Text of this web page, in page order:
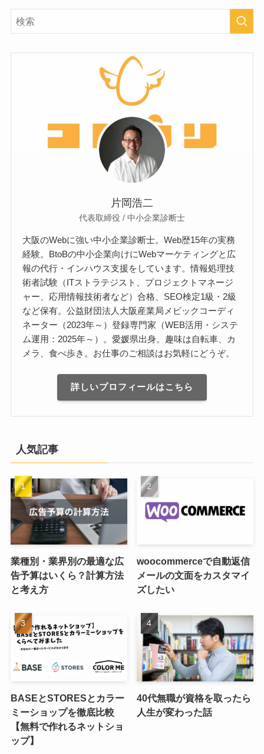
片岡浩二
代表取締役 / 中小企業診断士
大阪のWebに強い中小企業診断士。Web歴15年の実務
経験。BtoBの中小企業向けにWebマーケティングと広
報の代行・インハウス支援をしています。情報処理技
術者試験（ITストラテジスト、プロジェクトマネージ
ャー、応用情報技術者など）合格、SEO検定1級・2級
など保有。公益財団法人大阪産業局メビックコーディ
ネーター（2023年～）登録専門家（WEB活用・システ
ム運用：2025年～）。愛媛県出身。趣味は自転車、カ
メラ、食べ歩き。お仕事のご相談はお気軽にどうぞ。
詳しいプロフィールはこちら
人気記事
業種別・業界別の最適な広
告予算はいくら？計算方法
と考え方
woocommerceで自動返信
メールの文面をカスタマイ
ズしたい
BASEとSTORESとカラー
ミーショップを徹底比較
【無料で作れるネットショ
ップ】
40代無職が資格を取ったら
人生が変わった話